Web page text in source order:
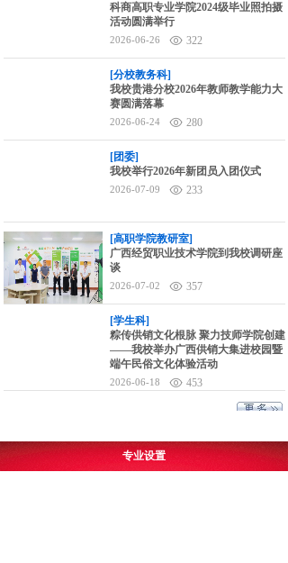
科商高职专业学院2024级毕业照拍摄
活动圆满举行
2026-06-26 322
[分校教务科]
我校贵港分校2026年教师教学能力大
赛圆满落幕
2026-06-24 280
[团委]
我校举行2026年新团员入团仪式
2026-07-09 233
[高职学院教研室]
广西经贸职业技术学院到我校调研座
谈
2026-07-02 357
[学生科]
粽传供销文化根脉 聚力技师学院创建
——我校举办广西供销大集进校园暨
端午民俗文化体验活动
2026-06-18 453
专业设置